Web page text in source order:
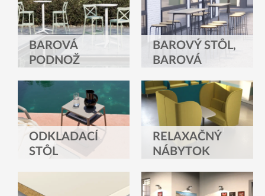
BAROVÁ
PODNOŽ
BAROVÝ STÔL,
BAROVÁ
ODKLADACÍ
STÔL
RELAXAČNÝ
NÁBYTOK